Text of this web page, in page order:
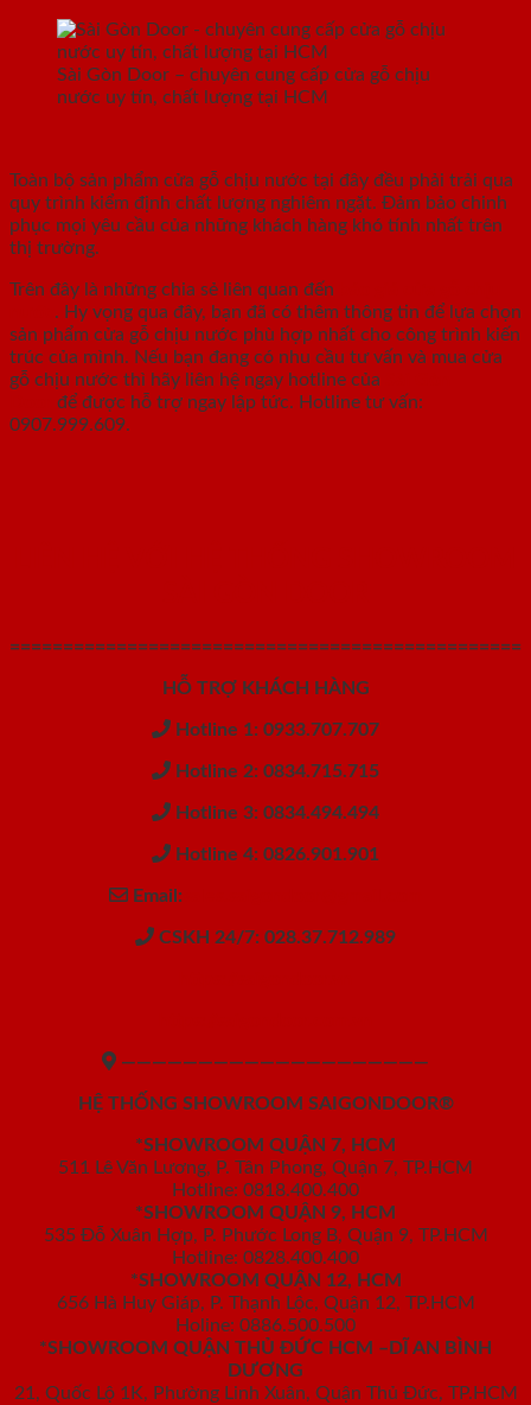
Sài Gòn Door – chuyên cung cấp cửa gỗ chịu
nước uy tín, chất lượng tại HCM
Toàn bộ sản phẩm cửa gỗ chịu nước tại đây đều phải trải qua
quy trình kiểm định chất lượng nghiêm ngặt. Đảm bảo chinh
phục mọi yêu cầu của những khách hàng khó tính nhất trên
thị trường.
Trên đây là những chia sẻ liên quan đến
. Hy vọng qua đây, bạn đã có thêm thông tin để lựa chọn
sản phẩm cửa gỗ chịu nước phù hợp nhất cho công trình kiến
trúc của mình. Nếu bạn đang có nhu cầu tư vấn và mua cửa
gỗ chịu nước thì hãy liên hệ ngay hotline của
để được hỗ trợ ngay lập tức. Hotline tư vấn:
0907.999.609.
================================================
HỖ TRỢ KHÁCH HÀNG
Hotline 1: 0933.707.707
Hotline 2: 0834.715.715
Hotline 3: 0834.494.494
Hotline 4: 0826.901.901
Email:
CSKH 24/7: 028.37.712.989
————————————————————
HỆ THỐNG SHOWROOM SAIGONDOOR®
*SHOWROOM QUẬN 7, HCM
511 Lê Văn Lương, P. Tân Phong, Quận 7, TP.HCM
Hotline: 0818.400.400
*SHOWROOM QUẬN 9, HCM
535 Đỗ Xuân Hợp, P. Phước Long B, Quận 9, TP.HCM
Hotline: 0828.400.400
*SHOWROOM QUẬN 12, HCM
656 Hà Huy Giáp, P. Thạnh Lộc, Quận 12, TP.HCM
Holine: 0886.500.500
*SHOWROOM QUẬN THỦ ĐỨC HCM –DĨ AN BÌNH
DƯƠNG
21, Quốc Lộ 1K, Phường Linh Xuân, Quận Thủ Đức, TP.HCM